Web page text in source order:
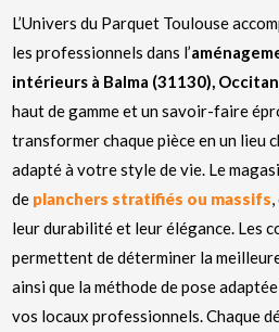
L’Univers du Parquet Toulouse
les professionnels dans l’
intérieurs à Balma (31130),
haut de gamme et un savoir-faire
transformer chaque pièce en un lieu
adapté à votre style de vie. Le
de planchers stratifiés ou massifs
leur durabilité et leur élégance. Les
permettent de déterminer la
ainsi que la méthode de pose
vos locaux professionnels. Chaque